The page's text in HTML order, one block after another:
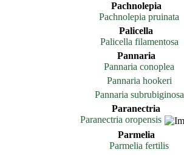
Pachnolepia
Pachnolepia pruinata
Palicella
Palicella filamentosa
Pannaria
Pannaria conoplea
Pannaria hookeri
Pannaria subrubiginosa
Paranectria
Paranectria oropensis
Parmelia
Parmelia fertilis